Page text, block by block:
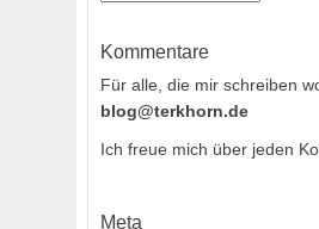
Kommentare
Für alle, die mir schreiben
blog@terkhorn.de
Ich freue mich über jeden
Meta